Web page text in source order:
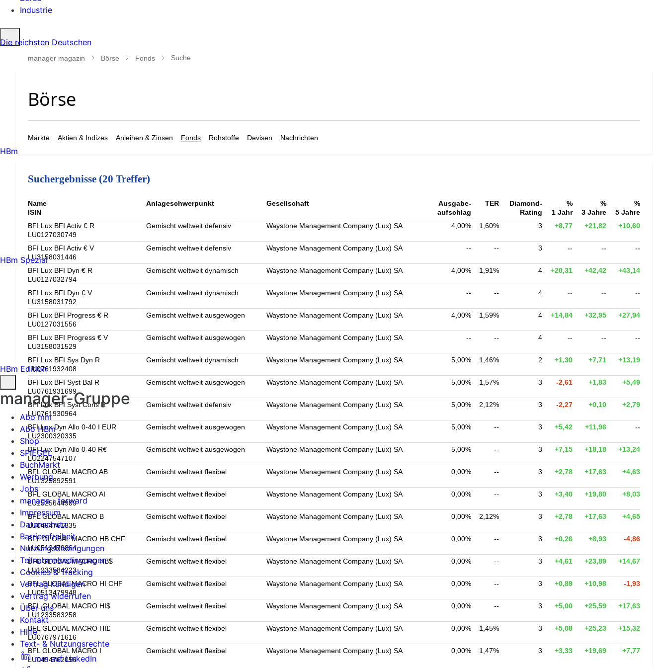
Industrie
öffnen
manager magazin Börse Fonds Suche
Märkte Aktien & Indizes Anleihen & Zinsen Fonds Rohstoffe Devisen Nachrichten
Suchergebnisse (20 Treffer)
Name
ISIN
Anlageschwerpunkt Gesellschaft
Ausgabe-
aufschlag
TER
Diamond-
Rating
%
1 Jahr
%
3 Jahre
%
5 Jahre
BFI Lux BFI Activ € R
LU0127030749
Gemischt weltweit defensiv Waystone Management Company (Lux) SA 4,00% 1,60% 3 +8,77 +21,82 +10,60
BFI Lux BFI Activ € V
LU3158031446
Gemischt weltweit defensiv Waystone Management Company (Lux) SA -- -- 3 -- -- --
BFI Lux BFI Dyn € R
LU0127032794
Gemischt weltweit dynamisch Waystone Management Company (Lux) SA 4,00% 1,91% 4 +20,31 +42,42 +43,14
BFI Lux BFI Dyn € V
LU3158031792
Gemischt weltweit dynamisch Waystone Management Company (Lux) SA -- -- 4 -- -- --
BFI Lux BFI Progress € R
LU0127031556
Gemischt weltweit ausgewogen Waystone Management Company (Lux) SA 4,00% 1,59% 4 +14,84 +32,95 +27,94
BFI Lux BFI Progress € V
LU3158031529
Gemischt weltweit ausgewogen Waystone Management Company (Lux) SA -- -- 4 -- -- --
BFI Lux BFI Sys Dyn R
LU0761932408
Gemischt weltweit dynamisch Waystone Management Company (Lux) SA 5,00% 1,46% 2 +1,30 +7,71 +13,19
BFI Lux BFI Syst Bal R
LU0761931699
Gemischt weltweit ausgewogen Waystone Management Company (Lux) SA 5,00% 1,57% 3 -2,61 +1,83 +5,49
BFI Lux BFI Syst Cons R
LU0761930964
Gemischt weltweit defensiv Waystone Management Company (Lux) SA 5,00% 2,12% 3 -2,27 +0,10 +2,79
BFI Lux Dyn Allo 0-40 I EUR
LU2300320335
Gemischt weltweit ausgewogen Waystone Management Company (Lux) SA 5,00% -- 3 +5,42 +11,96 --
BFI Lux Dyn Allo 0-40 R€
LU2247547107
Gemischt weltweit ausgewogen Waystone Management Company (Lux) SA 5,00% -- 3 +7,15 +18,18 +13,24
BFL GLOBAL MACRO AB
LU1325892591
Gemischt weltweit flexibel Waystone Management Company (Lux) SA 0,00% -- 3 +2,78 +17,63 +4,63
BFL GLOBAL MACRO AI
LU1525644909
Gemischt weltweit flexibel Waystone Management Company (Lux) SA 0,00% -- 3 +3,40 +19,80 +8,03
BFL GLOBAL MACRO B
LU0494761835
Gemischt weltweit flexibel Waystone Management Company (Lux) SA 0,00% 2,12% 3 +2,78 +17,63 +4,65
BFL GLOBAL MACRO HB CHF
LU0513479864
Gemischt weltweit flexibel Waystone Management Company (Lux) SA 0,00% -- 3 +0,26 +8,93 -4,86
BFL GLOBAL MACRO HB$
LU1233584223
Gemischt weltweit flexibel Waystone Management Company (Lux) SA 0,00% -- 3 +4,61 +23,89 +14,67
BFL GLOBAL MACRO HI CHF
LU0513479948
Gemischt weltweit flexibel Waystone Management Company (Lux) SA 0,00% -- 3 +0,89 +10,98 -1,93
BFL GLOBAL MACRO HI$
LU1233583258
Gemischt weltweit flexibel Waystone Management Company (Lux) SA 0,00% -- 3 +5,00 +25,59 +17,63
BFL GLOBAL MACRO HI£
LU0767971616
Gemischt weltweit flexibel Waystone Management Company (Lux) SA 0,00% 1,45% 3 +5,08 +25,23 +15,32
BFL GLOBAL MACRO I
LU0494762056
Gemischt weltweit flexibel Waystone Management Company (Lux) SA 0,00% 1,47% 3 +3,33 +19,69 +7,77
Die reichsten Deutschen
HBm
HBm Spezial
HBm Edition
manager-Gruppe
Abo mm
Abo HBm
Shop
SPIEGEL
BuchMarkt
Werbung
Jobs
manage › forward
Impressum
Datenschutz
Barrierefreiheit
Nutzungsbedingungen
Teilnahmebedingungen
Cookies & Tracking
Vertrag kündigen
Vertrag widerrufen
Über uns
Kontakt
Hilfe
Text- & Nutzungsrechte
mm auf LinkedIn